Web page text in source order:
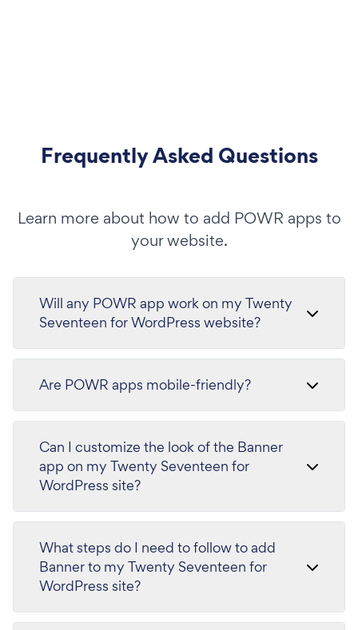
Frequently Asked Questions
Learn more about how to add POWR apps to
your website.
Will any POWR app work on my Twenty
Seventeen for WordPress website?
Are POWR apps mobile-friendly?
Can I customize the look of the Banner
app on my Twenty Seventeen for
WordPress site?
What steps do I need to follow to add
Banner to my Twenty Seventeen for
WordPress site?